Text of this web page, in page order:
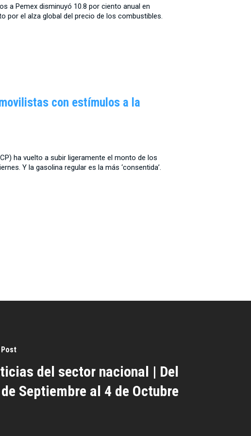
a Pemex disminuyó 10.8 por ciento anual en
por el alza global del precio de los combustibles.
con estímulos a la
ha vuelto a subir ligeramente el monto de los
Y la gasolina regular es la más ‘consentida’.
del sector nacional | Del
Septiembre al 4 de Octubre